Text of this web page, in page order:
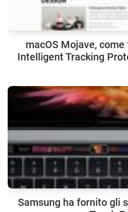
macOS Mojave,
Intelligent Tracking
Samsung ha fornito gli